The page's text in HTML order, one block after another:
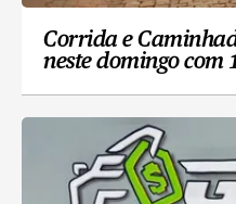
Corrida e
neste domingo com